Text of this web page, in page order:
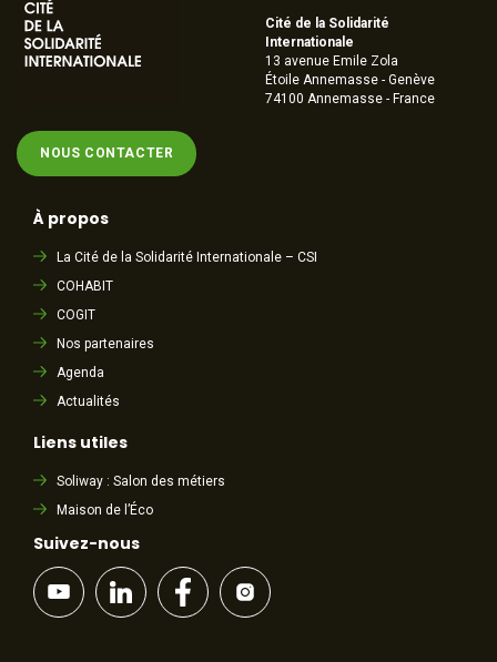
NOUS CONTACTER
Cité de la Solidarité
Internationale
13 avenue Emile Zola
Étoile Annemasse - Genève
74100 Annemasse - France
À propos
La Cité de la Solidarité Internationale – CSI
COHABIT
COGIT
Nos partenaires
Agenda
Actualités
Liens utiles
Soliway : Salon des métiers
Maison de l’Éco
Suivez-nous